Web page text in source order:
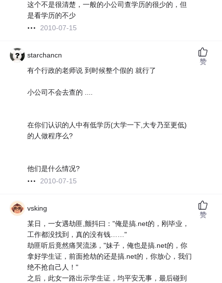
这个不是很清楚，一般的小公司查学历的很少的，但
是看学历的不少
2010-07-15
starchancn
有个行政的老师说 到时候整个假的 就行了
小公司不会去查的 ....
在你们认识的人中有低学历(大学一下,大专乃至更低)
的人做程序么?
他们是什么情况?
2010-07-15
赞
vsking
某日，一女遇劫匪,颤抖曰："俺是搞.net的，刚毕业，
工作都没找到，真的没有钱……"
劫匪听后竟然痛哭流涕，"妹子，俺也是搞.net的，你
拿好学生证，前面抢劫的还是搞.net的，你放心，我们
绝不抢自己人！"
之后，此女一路出示学生证，均平安无事，最后碰到
赞